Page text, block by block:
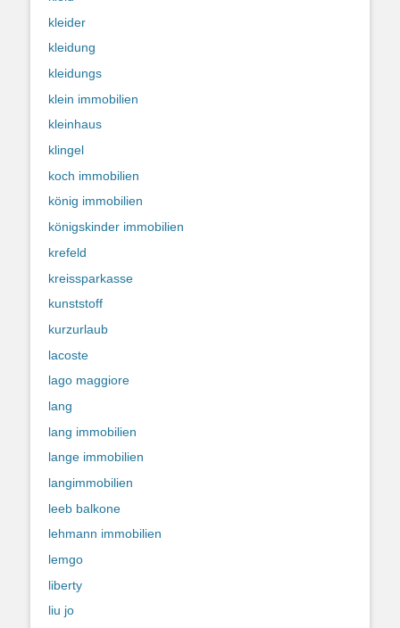
kleider
kleidung
kleidungs
klein immobilien
kleinhaus
klingel
koch immobilien
könig immobilien
königskinder immobilien
krefeld
kreissparkasse
kunststoff
kurzurlaub
lacoste
lago maggiore
lang
lang immobilien
lange immobilien
langimmobilien
leeb balkone
lehmann immobilien
lemgo
liberty
liu jo